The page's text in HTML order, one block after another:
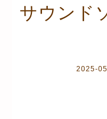
サウンド
2025-